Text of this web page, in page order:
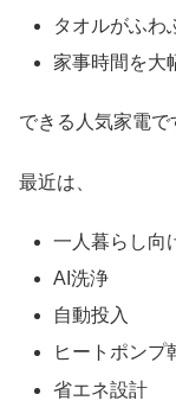
タオルがふわ
家事時間を大
できる人気家電で
最近は、
一人暮らし向
AI洗浄
自動投入
ヒートポンプ
省エネ設計